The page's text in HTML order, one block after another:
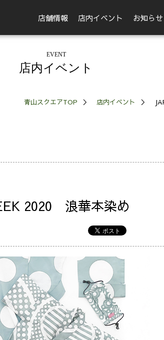
店舗情報 店内イベント お知らせ
EVENT
店内イベント
青山スクエアTOP 店内イベント
2020 浪華本染め